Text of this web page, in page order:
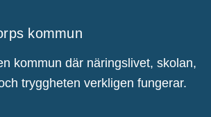
kommun
kommun där näringslivet, skolan,
tryggheten verkligen fungerar.